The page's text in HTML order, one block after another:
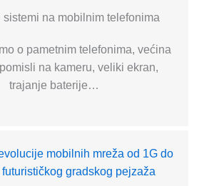
sistemi na mobilnim telefonima
o pametnim telefonima, većina
na kameru, veliki ekran,
trajanje baterije…